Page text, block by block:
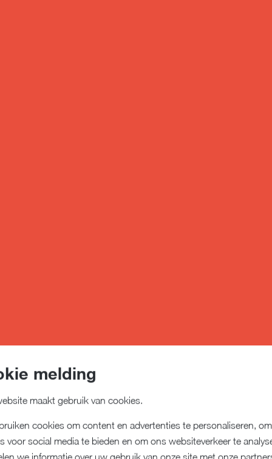
melding
maakt gebruik van cookies.
cookies om content en advertenties te personaliseren, om
voor social media te bieden en om ons websiteverkeer te
we informatie over uw gebruik van onze site met onze